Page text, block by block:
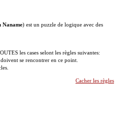
Naname) est un puzzle de logique avec des
les cases selont les règles suivantes:
se rencontrer en ce point.
Cacher les règles